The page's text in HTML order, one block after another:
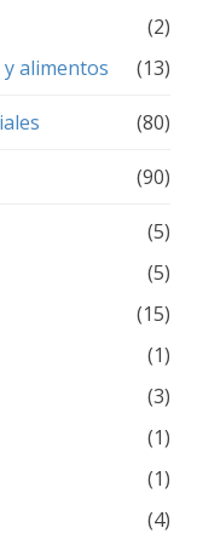
(2)
alimentos
(13)
(80)
(90)
(5)
(5)
(15)
(1)
(3)
(1)
(1)
(4)